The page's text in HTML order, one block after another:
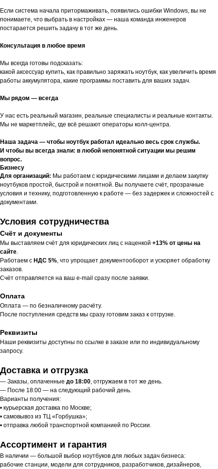
Если система начала притормаживать, появились ошибки Windows, вы не
понимаете, что выбрать в настройках — наша команда инженеров
постарается решить задачу в тот же день.
Консультация в любое время
Мы всегда готовы подсказать:
какой аксессуар купить, как правильно заряжать ноутбук, как увеличить время
работы аккумулятора, какие программы поставить для ваших задач.
Мы рядом — всегда
У нас есть реальный магазин, реальные специалисты и реальные контакты.
Мы не маркетплейс, где всё решают операторы колл-центра.
Наша задача — чтобы ноутбук работал идеально весь срок службы.
И чтобы вы всегда знали: в любой непонятной ситуации мы решим
вопрос.
Бизнесу
Для организаций: Мы работаем с юридическими лицами и делаем закупку
ноутбуков простой, быстрой и понятной. Вы получаете счёт, прозрачные
условия и технику, подготовленную к работе — без задержек и сложностей с
документами.
Условия сотрудничества
Счёт и документы
Мы выставляем счёт для юридических лиц с наценкой +13% от цены на
сайте.
Работаем с НДС 5%, что упрощает документооборот и ускоряет обработку
заказов.
Счёт отправляется на ваш e-mail сразу после заявки.
Оплата
Оплата — по безналичному расчёту.
После поступления средств мы сразу готовим заказ к отгрузке.
Реквизиты
Наши реквизиты доступны по ссылке в заказе или по индивидуальному
запросу.
Доставка и отгрузка
— Заказы, оплаченные до 18:00, отгружаем в тот же день.
— После 18:00 — на следующий рабочий день.
Варианты получения:
• курьерская доставка по Москве;
• самовывоз из ТЦ «Горбушка»;
• отправка любой транспортной компанией по России.
Ассортимент и гарантия
В наличии — большой выбор ноутбуков для любых задач бизнеса:
рабочие станции, модели для сотрудников, разработчиков, дизайнеров,